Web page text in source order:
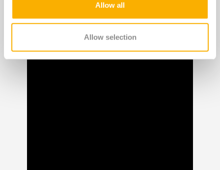
Allow all
Allow selection
gezellige kerstballen.